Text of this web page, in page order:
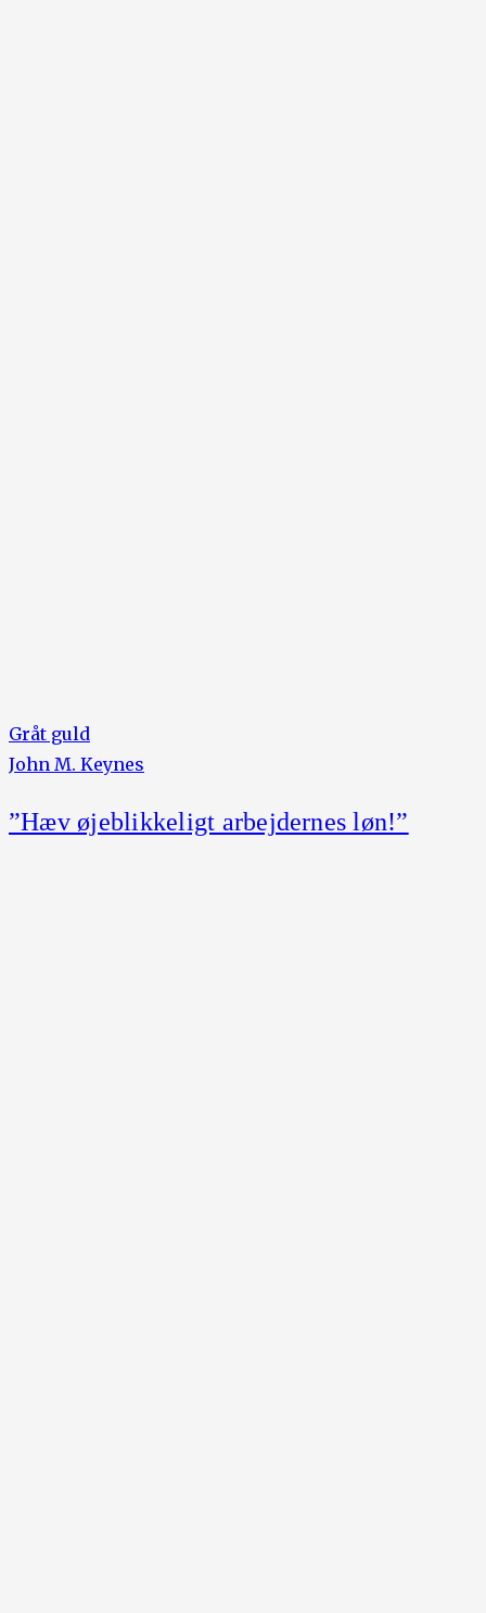
Gråt guld
John M. Keynes
”Hæv øjeblikkeligt arbejdernes løn!”